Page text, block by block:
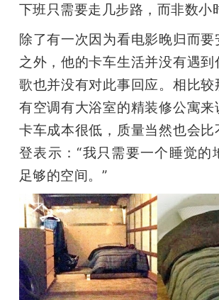
下班只需要走几步路，而非数小
除了有一次因为看电影晚归而
之外，他的卡车生活并没有遇
歌也并没有对此事回应。相比较
有空调有大浴室的精装修公寓来
卡车成本很低，质量当然也会比
登表示：“我只需要一个睡觉的
足够的空间。”